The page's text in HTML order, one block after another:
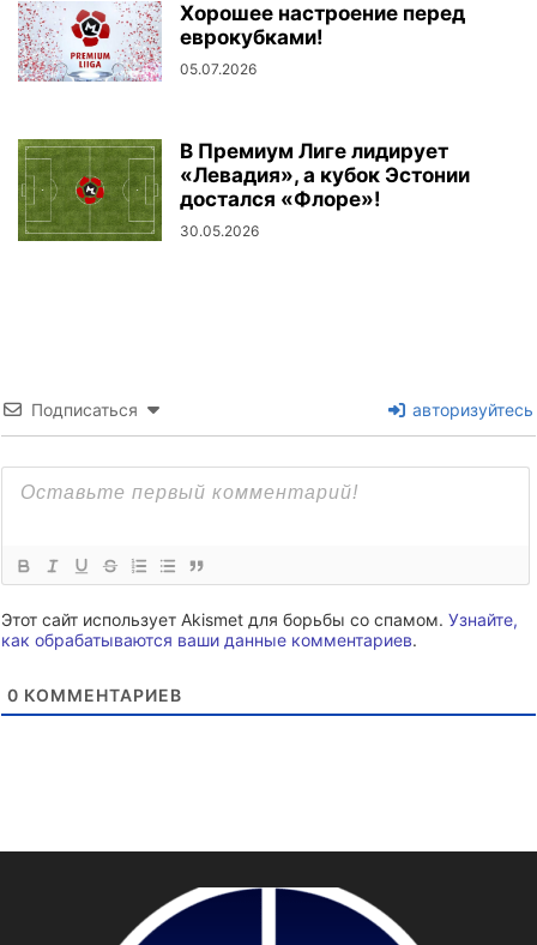
Хорошее настроение перед
еврокубками!
05.07.2026
В Премиум Лиге лидирует
«Левадия», а кубок Эстонии
достался «Флоре»!
30.05.2026
Подписаться авторизуйтесь
Этот сайт использует Akismet для борьбы со спамом. Узнайте,
как обрабатываются ваши данные комментариев.
0 КОММЕНТАРИЕВ